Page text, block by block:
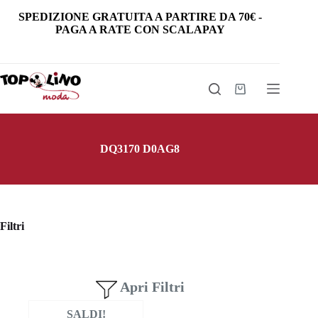
SPEDIZIONE GRATUITA A PARTIRE DA 70€ -
PAGA A RATE CON SCALAPAY
Carrello
DQ3170 D0AG8
Apri Filtri
SALDI!
Filtri